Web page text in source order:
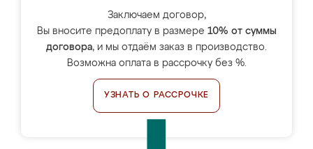
Заключаем договор,
Вы вносите предоплату в размере 10% от суммы
договора, и мы отдаём заказ в производство.
Возможна оплата в рассрочку без %.
УЗНАТЬ О РАССРОЧКЕ